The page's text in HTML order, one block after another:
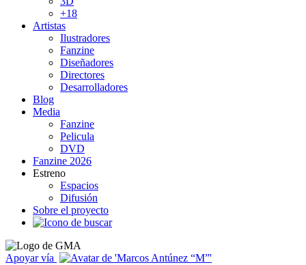
+18
Artistas
Ilustradores
Fanzine
Diseñadores
Directores
Desarrolladores
Blog
Media
Fanzine
Pelicula
DVD
Fanzine 2026
Estreno
Espacios
Difusión
Sobre el proyecto
Apoyar vía